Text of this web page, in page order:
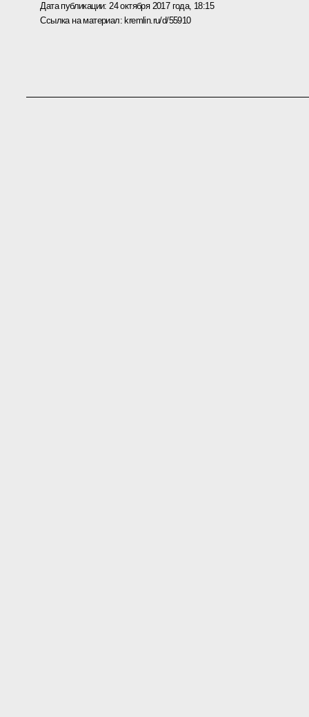
Дата публикации: 24 октября 2017 года, 18:15
Ссылка на материал: kremlin.ru/d/55910